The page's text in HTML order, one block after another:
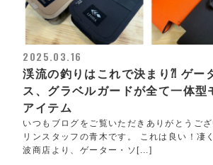
2025.03.16
渓流の釣りはこれで決まり⁈ ゲー
ス、グラベルガードが全て一体型
アイテム
いつもブログをご覧いただきありがとうご
リンスタッフの青木です。 これは良い！凄
波商店より、ゲーター・ソ[...]